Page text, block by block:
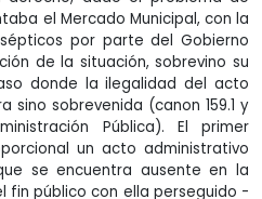
el Mercado Municipal, con la
por parte del Gobierno
de la situación, sobrevino su
donde la ilegalidad del acto
sino sobrevenida (canon 159.1 y
Pública). El primer
un acto administrativo
se encuentra ausente en la
fin público con ella perseguido -